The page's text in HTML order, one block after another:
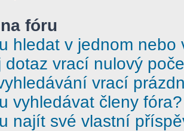
fóru
hledat v jednom nebo
dotaz vrací nulový
vrací
vyhledávat členy fóra?
najít své vlastní